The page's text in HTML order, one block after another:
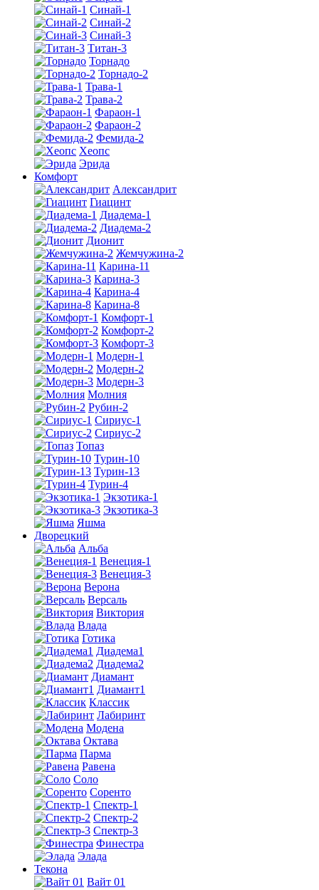
Синай-1
Синай-2
Синай-3
Титан-3
Торнадо
Торнадо-2
Трава-1
Трава-2
Фараон-1
Фараон-2
Фемида-2
Хеопс
Эрида
Комфорт
Алекcандрит
Гиацинт
Диадема-1
Диадема-2
Дионит
Жемчужина-2
Карина-11
Карина-3
Карина-4
Карина-8
Комфорт-1
Комфорт-2
Комфорт-3
Модерн-1
Модерн-2
Модерн-3
Молния
Рубин-2
Сириус-1
Сириус-2
Топаз
Турин-10
Турин-13
Турин-4
Экзотика-1
Экзотика-3
Яшма
Дворецкий
Альба
Венеция-1
Венеция-3
Верона
Версаль
Виктория
Влада
Готика
Диадема1
Диадема2
Диамант
Диамант1
Классик
Лабиринт
Модена
Октава
Парма
Равена
Соло
Соренто
Спектр-1
Спектр-2
Спектр-3
Финестра
Элада
Текона
Вайт 01